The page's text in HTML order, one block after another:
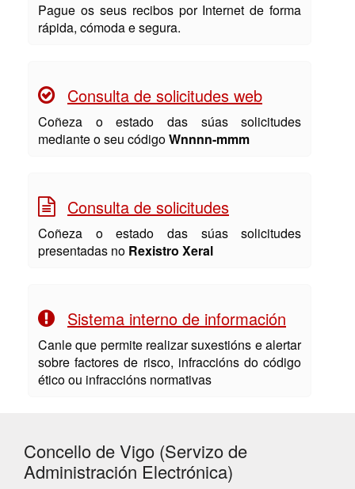
Pague os seus recibos por Internet de forma
rápida, cómoda e segura.
Consulta de solicitudes web
Coñeza o estado das súas solicitudes
mediante o seu códigoWnnnn-mmm
Consulta de solicitudes
Coñeza o estado das súas solicitudes
presentadas no Rexistro Xeral
Sistema interno de información
Canle que permite realizar suxestións e alertar
sobre factores de risco, infraccións do código
ético ou infraccións normativas
Concello de Vigo (Servizo de
Administración Electrónica)